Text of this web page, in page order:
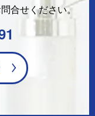
合せください。